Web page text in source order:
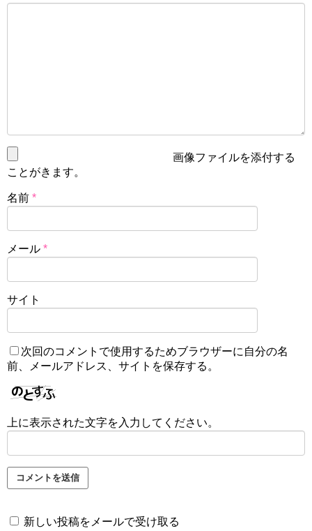
画像ファイルを添付する
ことがきます。
名前 *
メール *
サイト
次回のコメントで使用するためブラウザーに自分の名
前、メールアドレス、サイトを保存する。
上に表示された文字を入力してください。
新しい投稿をメールで受け取る